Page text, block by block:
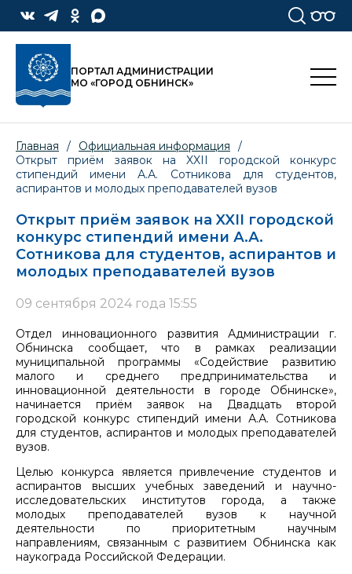
ПОРТАЛ АДМИНИСТРАЦИИ
МО «ГОРОД ОБНИНСК»
Главная / Официальная информация
/
Открыт приём заявок на XXII городской конкурс
стипендий имени А.А. Сотникова для студентов,
аспирантов и молодых преподавателей вузов
Открыт приём заявок на XXII городской
конкурс стипендий имени А.А.
Сотникова для студентов, аспирантов и
молодых преподавателей вузов
09 сентября 2024 года 15:55
Отдел инновационного развития Администрации г.
Обнинска сообщает, что в рамках реализации
муниципальной программы «Содействие развитию
малого и среднего предпринимательства и
инновационной деятельности в городе Обнинске»,
начинается приём заявок на Двадцать второй
городской конкурс стипендий имени А.А. Сотникова
для студентов, аспирантов и молодых преподавателей
вузов.
Целью конкурса является привлечение студентов и
аспирантов высших учебных заведений и научно-
исследовательских институтов города, а также
молодых преподавателей вузов к научной
деятельности по приоритетным научным
направлениям, связанным с развитием Обнинска как
наукограда Российской Федерации.